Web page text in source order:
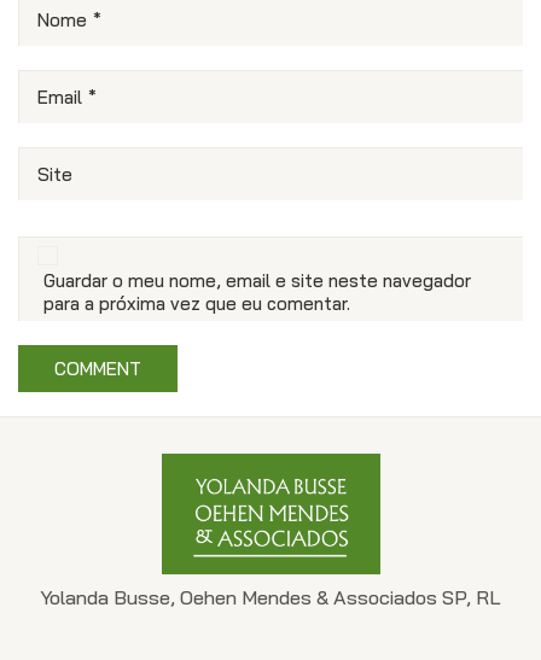
Nome *
Email *
Site
Guardar o meu nome, email e site neste navegador
para a próxima vez que eu comentar.
Yolanda Busse, Oehen Mendes & Associados SP, RL